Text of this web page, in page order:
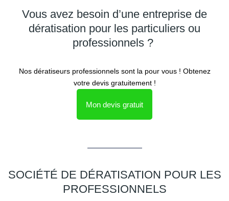
Vous avez besoin d’une entreprise de
dératisation pour les particuliers ou
professionnels ?
Nos dératiseurs professionnels sont la pour vous ! Obtenez
votre devis gratuitement !
Mon devis gratuit
SOCIÉTÉ DE DÉRATISATION POUR LES
PROFESSIONNELS